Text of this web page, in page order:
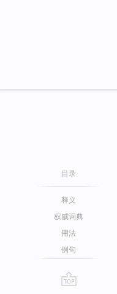
目录
释义
权威词典
用法
例句